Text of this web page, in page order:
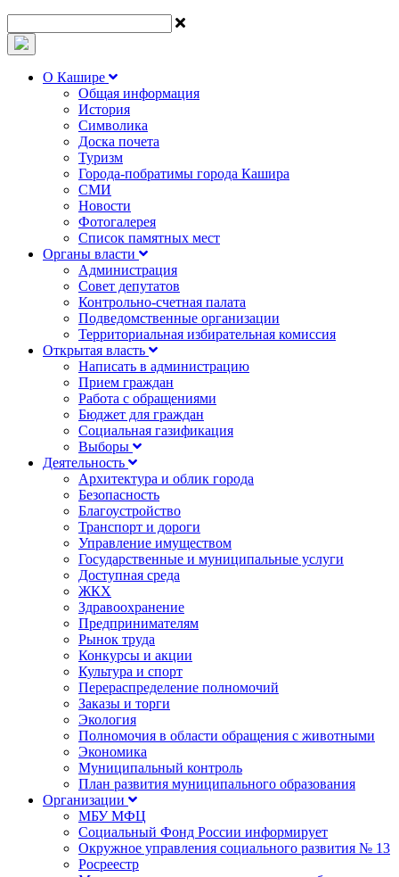
О Кашире
Общая информация
История
Символика
Доска почета
Туризм
Города-побратимы города Кашира
СМИ
Новости
Фотогалерея
Список памятных мест
Органы власти
Администрация
Совет депутатов
Контрольно-счетная палата
Подведомственные организации
Территориальная избирательная комиссия
Открытая власть
Написать в администрацию
Прием граждан
Работа с обращениями
Бюджет для граждан
Социальная газификация
Выборы
Деятельность
Архитектура и облик города
Безопасность
Благоустройство
Транспорт и дороги
Управление имуществом
Государственные и муниципальные услуги
Доступная среда
ЖКХ
Здравоохранение
Предпринимателям
Рынок труда
Конкурсы и акции
Культура и спорт
Перераспределение полномочий
Заказы и торги
Экология
Полномочия в области обращения с животными
Экономика
Муниципальный контроль
План развития муниципального образования
Организации
МБУ МФЦ
Социальный Фонд России информирует
Окружное управления социального развития № 13
Росреестр